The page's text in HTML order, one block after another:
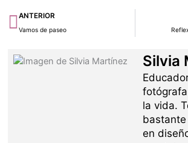
Ant
ANTERIOR
Vamos de paseo
Silvia
la vida.
en